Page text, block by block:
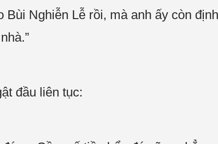
Bùi Nghiễn Lễ rồi, mà anh ấy còn
đầu liên tục: